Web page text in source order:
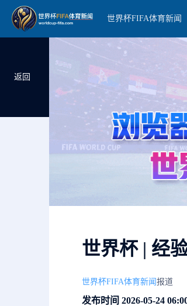
世界杯FIFA体育新闻
返回
世界杯 | 经
世界杯FIFA体育新闻报道
发布时间 2026-05-24